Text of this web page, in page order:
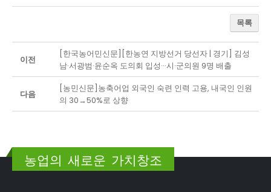
목록
이전
[한국농어민신문][한농연 지방선거 당선자 | 경기] 김성
남·서광범·윤순옥 도의회 입성···시·군의원 9명 배출
다음
[농민신문]농축어업 외국인 숙련 인력 고용, 내국인 인원
의 30→50%로 상향
농업의 새로운 가치창조